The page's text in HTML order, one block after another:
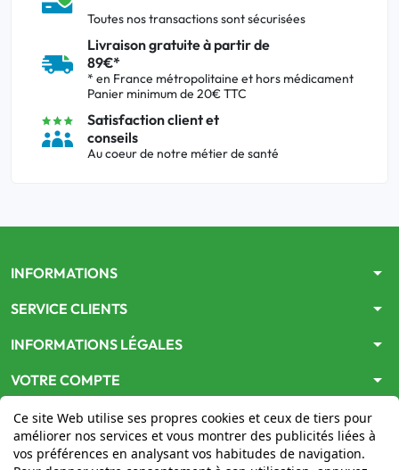
Toutes nos transactions sont sécurisées
Livraison gratuite à partir de
89€*
* en France métropolitaine et hors médicament
Panier minimum de 20€ TTC
Satisfaction client et
conseils
Au coeur de notre métier de santé
INFORMATIONS arrow_drop_down
SERVICE CLIENTS arrow_drop_down
INFORMATIONS LÉGALES arrow_drop_down
VOTRE COMPTE arrow_drop_down
Ce site Web utilise ses propres cookies et ceux de tiers pour
améliorer nos services et vous montrer des publicités liées à
vos préférences en analysant vos habitudes de navigation.